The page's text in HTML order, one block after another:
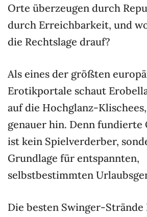
Orte überzeugen durch
durch Erreichbarkeit, und
die Rechtslage drauf?
Als eines der größten
Erotikportale schaut
auf die Hochglanz-
genauer hin. Denn
ist kein Spielverderber,
Grundlage für entspannten,
selbstbestimmten
Die besten Swinger-Strände